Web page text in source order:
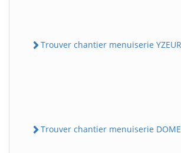
Trouver chantier menuiserie
Trouver chantier menuiserie